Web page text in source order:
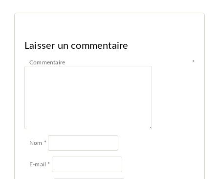
Laisser un commentaire
Commentaire *
Nom *
E-mail *